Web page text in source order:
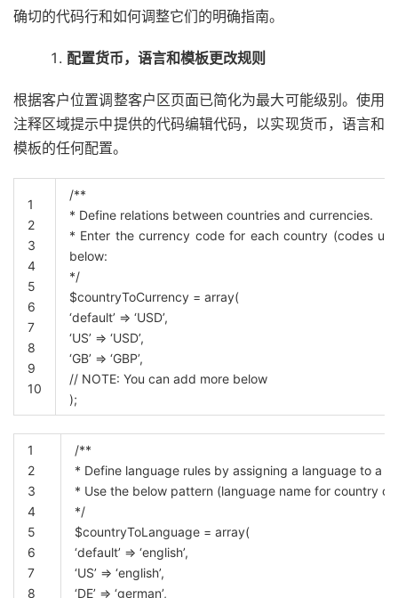
确切的代码行和如何调整它们的明确指南。
配置货币，语言和模板更改规则
根据客户位置调整客户区页面已简化为最大可能级别。使用
注释区域提示中提供的代码编辑代码，以实现货币，语言和
模板的任何配置。
1
2
3
4
5
6
7
8
9
10
/**
* Define relations between countries and currencies.
* Enter the currency code for each country (codes
below:
*/
$countryToCurrency = array(
‘default’ = ‘USD’,
‘US’ = ‘USD’,
‘GB’ = ‘GBP’,
// NOTE: You can add more below
);
1
2
3
4
5
6
7
8
/**
* Define language rules by assigning a language to a
* Use the below pattern (language name for country
*/
$countryToLanguage = array(
‘default’ = ‘english’,
‘US’ = ‘english’,
‘DE’ = ‘german’,